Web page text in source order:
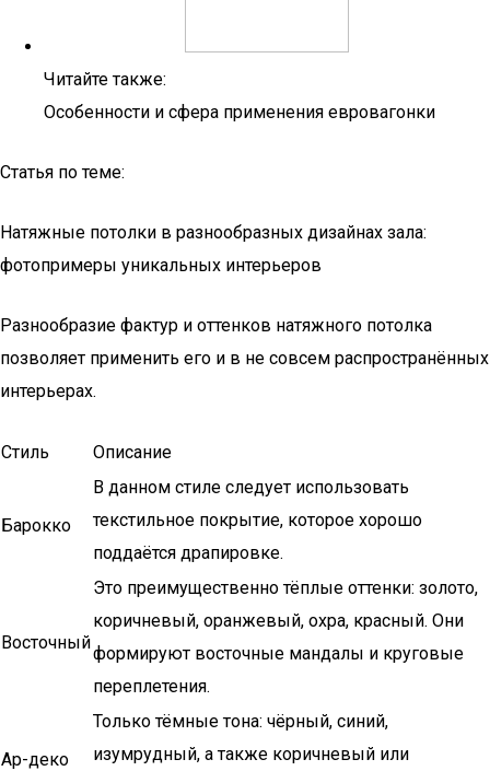
Читайте также:
Особенности и сфера применения евровагонки
Статья по теме:
Натяжные потолки в разнообразных дизайнах зала:
фотопримеры уникальных интерьеров
Разнообразие фактур и оттенков натяжного потолка
позволяет применить его и в не совсем распространённых
интерьерах.
Стиль Описание
Барокко
В данном стиле следует использовать
текстильное покрытие, которое хорошо
поддаётся драпировке.
Восточный
Это преимущественно тёплые оттенки: золото,
коричневый, оранжевый, охра, красный. Они
формируют восточные мандалы и круговые
переплетения.
Ар-деко
Только тёмные тона: чёрный, синий,
изумрудный, а также коричневый или